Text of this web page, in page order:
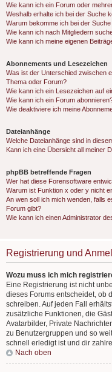
Wie kann ich ein Forum oder
Weshalb erhalte ich bei der Suche
Warum bekomme ich bei der
Wie kann ich nach Mitgliedern
Wie kann ich meine eigenen
Abonnements und Lesezeichen
Was ist der Unterschied zwischen
Thema oder Forum?
Wie kann ich ein Lesezeichen auf
Wie kann ich ein Forum
Wie deaktiviere ich meine
Dateianhänge
Welche Dateianhänge sind in
Kann ich eine Übersicht all meiner
phpBB betreffende Fragen
Wer hat diese Forensoftware
Warum ist Funktion x oder y nicht
An wen soll ich mich wenden, falls
Forum gibt?
Wie kann ich einen Administrator
Registrierung und
Wozu muss ich mich
Eine Registrierung ist nicht
dieses Forums entscheidet, ob
schreiben. Auf jeden Fall
zusätzliche Funktionen, die
Avatarbilder, Private
zu Benutzergruppen und so
schnell erledigt ist und dir
Nach oben